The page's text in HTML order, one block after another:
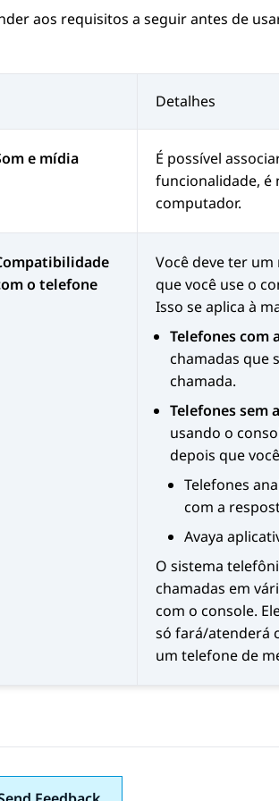
aos requisitos a seguir antes de
Detalhes
e mídia
É possível
funcionalidade, é
computador.
o telefone
Você deve ter
que você use o
Isso se aplica à
Telefones
chamadas que
chamada.
Telefones sem
usando o
depois que
Telefones
com a
Avaya
O sistema
chamadas em
com o console.
só fará/atenderá
um telefone de